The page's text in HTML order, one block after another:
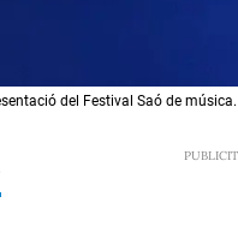
del Festival Saó de